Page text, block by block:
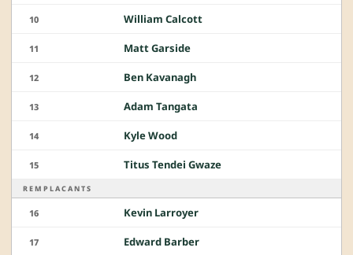
10 William Calcott
11 Matt Garside
12 Ben Kavanagh
13 Adam Tangata
14 Kyle Wood
15 Titus Tendei Gwaze
REMPLACANTS
16 Kevin Larroyer
17 Edward Barber